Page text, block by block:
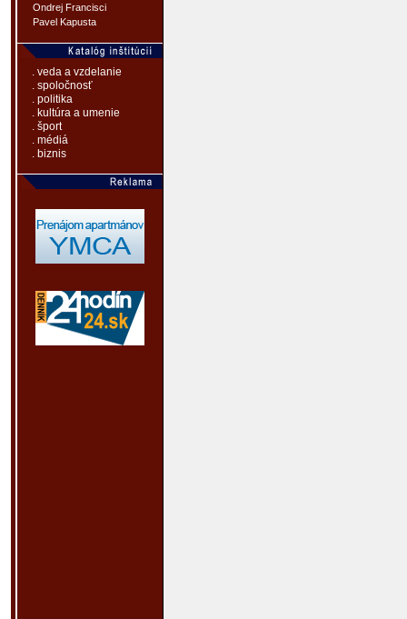
Ondrej Francisci
Pavel Kapusta
. veda a vzdelanie
. spoločnosť
. politika
. kultúra a umenie
. šport
. médiá
. biznis